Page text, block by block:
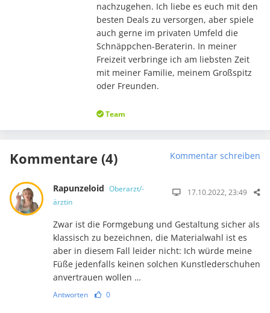
nachzugehen. Ich liebe es euch mit den
besten Deals zu versorgen, aber spiele
auch gerne im privaten Umfeld die
Schnäppchen-Beraterin. In meiner
Freizeit verbringe ich am liebsten Zeit
mit meiner Familie, meinem Großspitz
oder Freunden.
Team
Kommentare (4) Kommentar schreiben
Rapunzeloid Oberarzt/-
ärztin
17.10.2022, 23:49
Zwar ist die Formgebung und Gestaltung sicher als
klassisch zu bezeichnen, die Materialwahl ist es
aber in diesem Fall leider nicht: Ich würde meine
Füße jedenfalls keinen solchen Kunstl­eder­schuhen
anvertrauen wollen …
Antworten 0